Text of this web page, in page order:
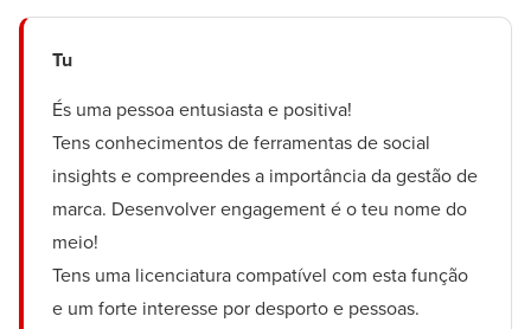
Tu
És uma pessoa entusiasta e positiva!
Tens conhecimentos de ferramentas de social
insights e compreendes a importância da gestão de
marca. Desenvolver engagement é o teu nome do
meio!
Tens uma licenciatura compatível com esta função
e um forte interesse por desporto e pessoas.